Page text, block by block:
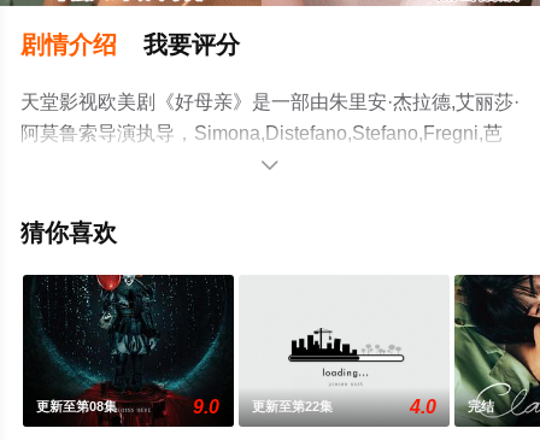
剧情介绍 我要评分
天堂影视欧美剧《好母亲》是一部由朱里安·杰拉德,艾丽莎·
阿莫鲁索导演执导，Simona,Distefano,Stefano,Fregni,芭
芭拉·奇基亚雷,Andrea,Dodero,弗朗西斯科·科勒
贝莱等演员精彩演绎的意大利电视剧，大结局剧情已揭晓
就上天堂电影网，更多相关信息可移步至豆瓣电视剧、电
视猫或剧情网等平台了解。

猜你喜欢
更新至第08集 9.0 更新至第22集 4.0 完结